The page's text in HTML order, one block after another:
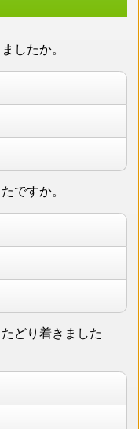
したか。
ですか。
どり着きました